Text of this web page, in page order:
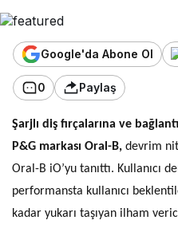
Google'da Abone Ol
0 Paylaş
Şarjlı diş fırçalarına ve
P&G markası Oral-B, devrim
Oral-B iO’yu tanıttı. Kullanıcı
performansta kullanıcı
kadar yukarı taşıyan ilham